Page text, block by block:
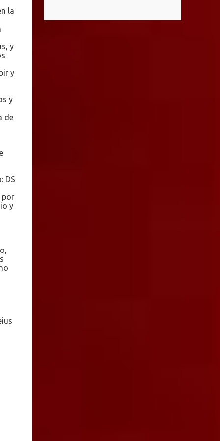
la
y
y
y
de
DS
por
y
posicionándose como un referente nacional